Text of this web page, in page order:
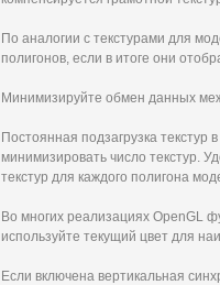
По аналогии с текстурами для
полигонов, если в итоге они
Минимизируйте обмен данных
Постоянная подзагрузка текстур
минимизировать число текстур.
текстур для каждого полигона
Во многих реализациях OpenGL
используйте текущий цвет для
Если включена вертикальная